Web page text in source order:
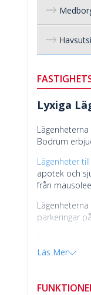
Lyxiga
Bodrum
Lägenheter
apotek och
från
parkeringar
Antalet och
Läs Mer